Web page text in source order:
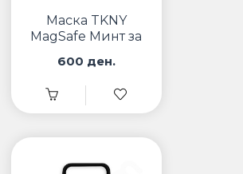
Маска TKNY
MagSafe Минт за
600 ден.